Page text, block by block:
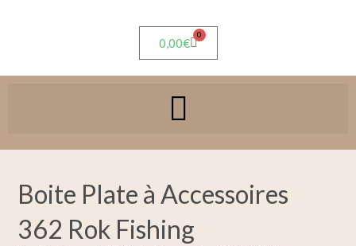
0,00€
0
Boite Plate à Accessoires
362 Rok Fishing